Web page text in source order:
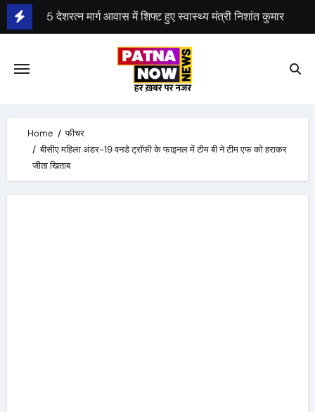
Skip
to
5 देशरत्न मार्ग आवास में शिफ्ट हुए स्वास्थ्य मंत्री निशांत कुमार
Home
फीचर
बीसीए महिला अंडर-19 वनडे ट्रॉफी के फाइनल में टीम बी ने टीम एफ को हराकर
जीता खिताब